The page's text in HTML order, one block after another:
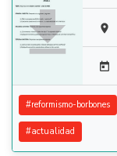
 

#reformismo-borbones
#actualidad